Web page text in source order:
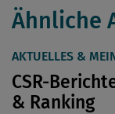
Ähnliche
AKTUELLES &
CSR-
& Ranking